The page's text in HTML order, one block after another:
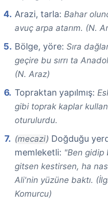
Arazi, tarla: Bahar
avuç arpa atarım. (N.
Bölge, yöre: Sıra
geçire bu sırrı ta
(N. Araz)
Topraktan yapılmış:
gibi toprak kaplar
oturulurdu.
(mecazi) Doğduğu
memleketli: "Ben gidip
gitsen kestirsen, ha
Ali'nin yüzüne baktı.
Komurcu)